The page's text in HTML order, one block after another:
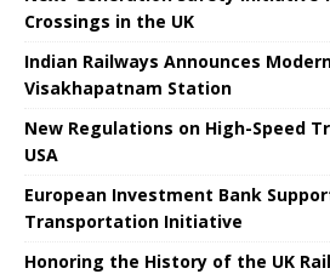
Crossings in the UK
Indian Railways Announces
Visakhapatnam Station
New Regulations on High-Speed
USA
European Investment Bank
Transportation Initiative
Honoring the History of the UK